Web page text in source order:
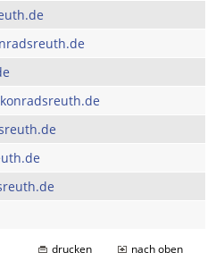
drucken nach oben